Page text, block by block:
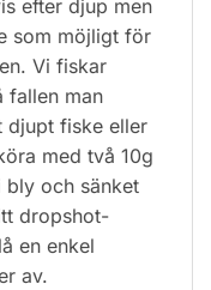
efter djup men
som möjligt för
Vi fiskar
fallen man
djupt fiske eller
med två 10g
bly och sänket
dropshot-
en enkel
av.